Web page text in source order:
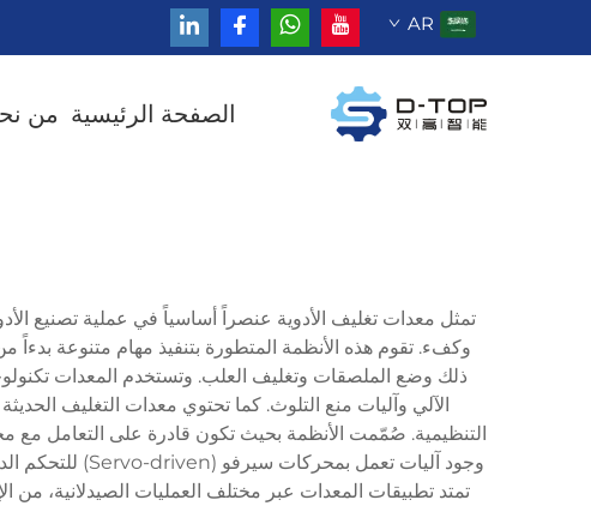
AR
الصفحة الرئيسية من
تمثل معدات تغليف الأدوية عنصراً أساسياً في عملية تصنيع
ذلك وضع الملصقات وتغليف العلب. وتستخدم المعدات
التنظيمية. صُمّمت الأنظمة بحيث تكون قادرة على التعامل مع
تمتد تطبيقات المعدات عبر مختلف العمليات الصيدلانية، من